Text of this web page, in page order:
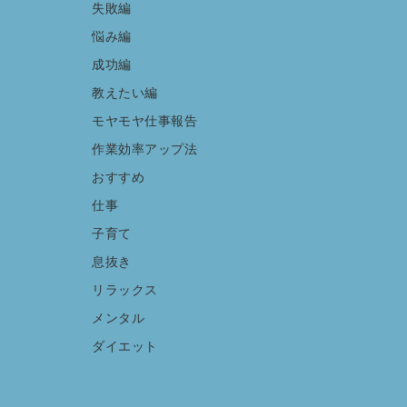
失敗編
悩み編
成功編
教えたい編
モヤモヤ仕事報告
作業効率アップ法
おすすめ
仕事
子育て
息抜き
リラックス
メンタル
ダイエット